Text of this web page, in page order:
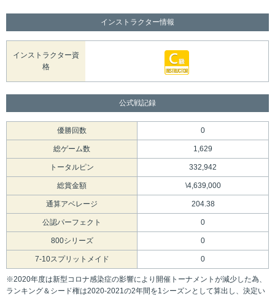
インストラクター情報
インストラクター資
格
公式戦記録
優勝回数 0
総ゲーム数 1,629
トータルピン 332,942
総賞金額 \4,639,000
通算アベレージ 204.38
公認パーフェクト 0
800シリーズ 0
7-10スプリットメイド 0
※2020年度は新型コロナ感染症の影響により開催トーナメントが減少した為、
ランキング＆シード権は2020-2021の2年間を1シーズンとして算出し、決定い